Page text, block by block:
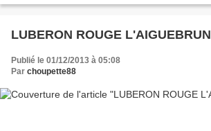
LUBERON ROUGE L'AIGUEBRUN
Publié le 01/12/2013 à 05:08
Par choupette88